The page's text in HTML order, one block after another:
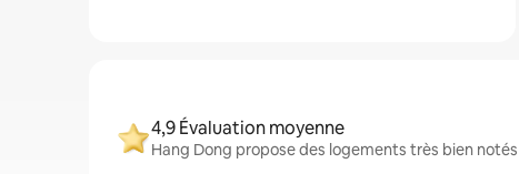
4,9 Évaluation moyenne
Hang Dong propose des logements très bien